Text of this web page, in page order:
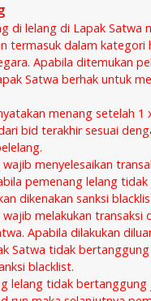
di lelang di Lapak Satwa
termasuk dalam kategori
Apabila ditemukan
Satwa berhak untuk
menang setelah 1
bid terakhir sesuai
menyelesaikan
pemenang lelang tidak
dikenakan sanksi
melakukan transaksi
Apabila dilakukan
Satwa tidak
blacklist.
lelang tidak bertanggung